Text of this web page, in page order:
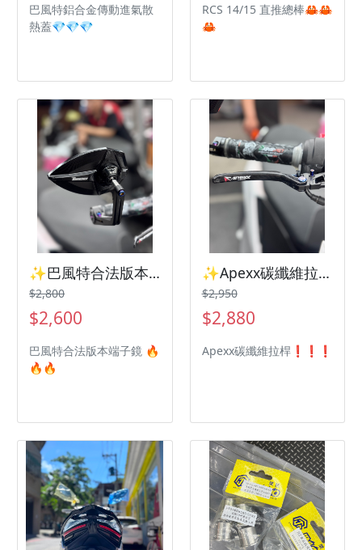
巴風特鋁合金傳動進氣散
熱蓋💎💎💎
RCS 14/15 直推總棒🦀🦀
🦀
✨巴風特合法版本端子鏡 SYM 曼巴 Jetsl Drg2
$2,800
$2,600
巴風特合法版本端子鏡 🔥
🔥🔥
✨Apexx碳纖維拉桿SYM 曼巴 Jetsl Drg2
$2,950
$2,880
Apexx碳纖維拉桿❗️❗️❗️